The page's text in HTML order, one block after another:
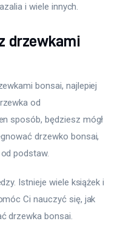
i wiele innych.
drzewkami
bonsai, najlepiej
od
sposób, będziesz mógł
drzewko bonsai,
podstaw.
Istnieje wiele książek i
Ci nauczyć się, jak
drzewka bonsai.